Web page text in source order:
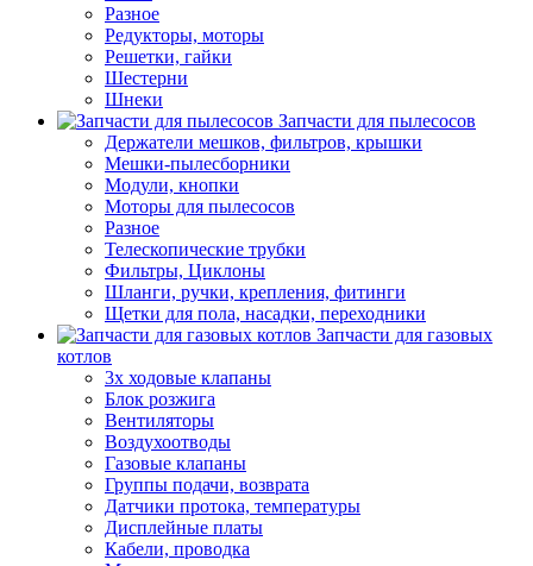
Разное
Редукторы, моторы
Решетки, гайки
Шестерни
Шнеки
Запчасти для пылесосов
Держатели мешков, фильтров, крышки
Мешки-пылесборники
Модули, кнопки
Моторы для пылесосов
Разное
Телескопические трубки
Фильтры, Циклоны
Шланги, ручки, крепления, фитинги
Щетки для пола, насадки, переходники
Запчасти для газовых
котлов
3х ходовые клапаны
Блок розжига
Вентиляторы
Воздухоотводы
Газовые клапаны
Группы подачи, возврата
Датчики протока, температуры
Дисплейные платы
Кабели, проводка